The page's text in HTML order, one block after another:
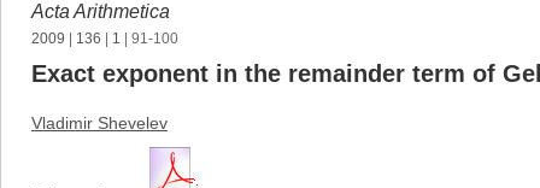
Acta Arithmetica
2009 136 1 | 91-100
Exact exponent in the remainder term of
Vladimir Shevelev